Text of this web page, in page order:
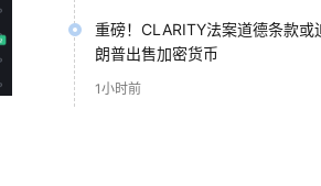
重磅！CLARITY法案道德条款或
朗普出售加密货币
1小时前